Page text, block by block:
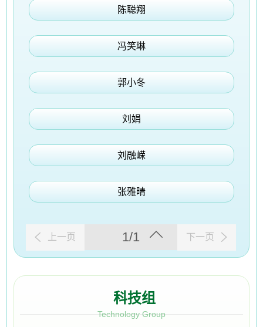
陈聪翔
冯笑琳
郭小冬
刘娟
刘融嵘
张雅晴
上一页 1/1 下一页
科技组
Technology Group